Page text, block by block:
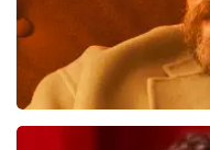
Teddy Swims